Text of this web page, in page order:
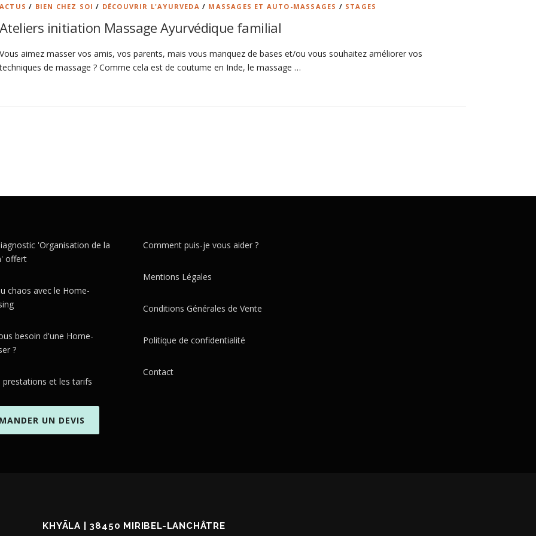
ACTUS / BIEN CHEZ SOI / DÉCOUVRIR L'AYURVEDA / MASSAGES ET AUTO-MASSAGES / STAGES
Ateliers initiation Massage Ayurvédique familial
Vous aimez masser vos amis, vos parents, mais vous manquez de bases et/ou vous souhaitez améliorer vos
techniques de massage ? Comme cela est de coutume en Inde, le massage …
'Organisation de la
offert
chaos avec le Home-
besoin d'une Home-
?
prestations et les tarifs
UN DEVIS
Comment puis-je vous aider ?
Mentions Légales
Conditions Générales de Vente
Politique de confidentialité
Contact
KHYĀLA | 38450 MIRIBEL-LANCHÂTRE